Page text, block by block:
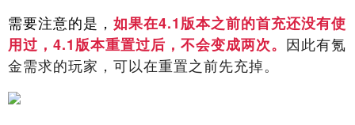
需要注意的是， 如果在4.1版本之前的首充还没有使
用过，4.1版本重置过后，不会变成两次。 因此有氪
金需求的玩家，可以在重置之前先充掉。